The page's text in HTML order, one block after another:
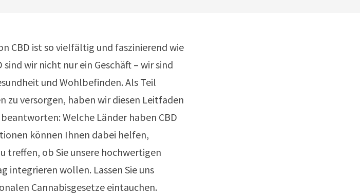
CBD ist so vielfältig und faszinierend wie
wir nicht nur ein Geschäft – wir sind
und Wohlbefinden. Als Teil
zu versorgen, haben wir diesen Leitfaden
Welche Länder haben CBD
können Ihnen dabei helfen,
treffen, ob Sie unsere hochwertigen
integrieren wollen. Lassen Sie uns
Cannabisgesetze eintauchen.